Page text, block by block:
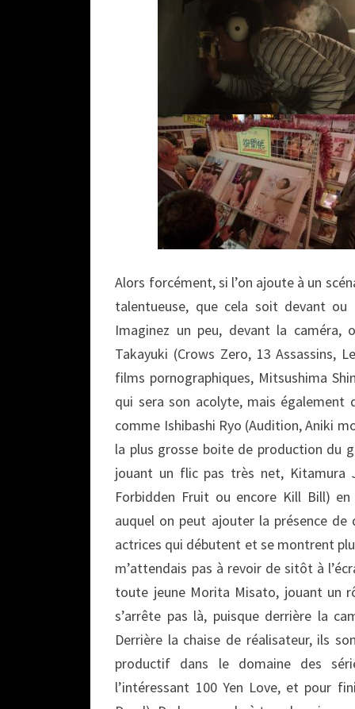
Alors forcément, si l’on ajoute à un
talentueuse, que cela soit devant
Imaginez un peu, devant la caméra,
Takayuki (Crows Zero, 13 Assassins,
films pornographiques, Mitsushima
qui sera son acolyte, mais également
comme Ishibashi Ryo (Audition, Aniki
la plus grosse boite de production du
jouant un flic pas très net, Kitamura
Forbidden Fruit ou encore Kill Bill)
auquel on peut ajouter la présence de
actrices qui débutent et se montrent
m’attendais pas à revoir de sitôt à
toute jeune Morita Misato, jouant un
s’arrête pas là, puisque derrière la
Derrière la chaise de réalisateur, ils
productif dans le domaine des
l’intéressant 100 Yen Love, et pour